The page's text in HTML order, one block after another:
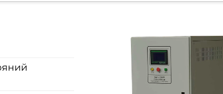
захищає чутливу електроніку та